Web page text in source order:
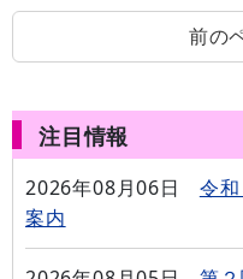
前の
注目情報
2026年08月06日
令
案内